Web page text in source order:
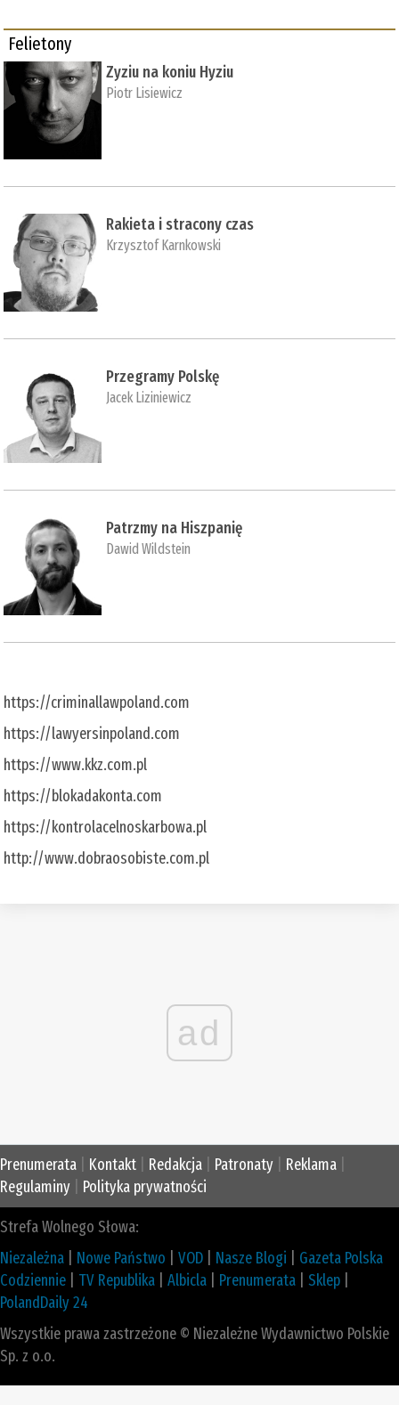
Felietony
Zyziu na koniu Hyziu
Piotr Lisiewicz
Rakieta i stracony czas
Krzysztof Karnkowski
Przegramy Polskę
Jacek Liziniewicz
Patrzmy na Hiszpanię
Dawid Wildstein
https://criminallawpoland.com
https://lawyersinpoland.com
https://www.kkz.com.pl
https://blokadakonta.com
https://kontrolacelnoskarbowa.pl
http://www.dobraosobiste.com.pl
ad
Prenumerata Kontakt Redakcja Patronaty Reklama
Regulaminy
Polityka prywatności
Strefa Wolnego Słowa:
Niezależna
Nowe Państwo VOD Nasze Blogi
Gazeta Polska
Codziennie
TV Republika Albicla Prenumerata Sklep
PolandDaily 24
Wszystkie prawa zastrzeżone © Niezależne Wydawnictwo Polskie
Sp. z o.o.